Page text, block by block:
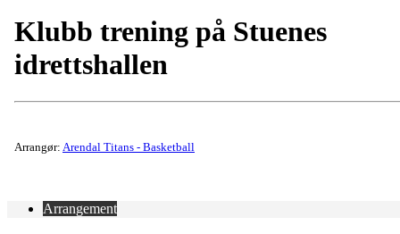
Klubb trening på Stuenes
idrettshallen
Arrangør: Arendal Titans - Basketball
Arrangement